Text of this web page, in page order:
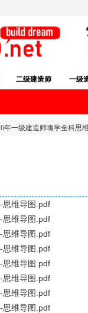
二级建造师 一级
年一级建造师嗨学全科思
思维导图.pdf
思维导图.pdf
思维导图.pdf
思维导图.pdf
思维导图.pdf
思维导图.pdf
思维导图.pdf
思维导图.pdf